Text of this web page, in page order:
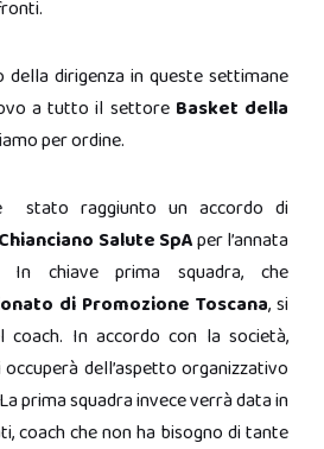
dirigenza in queste settimane
a tutto il settore Basket della
per ordine.
stato raggiunto un accordo di
Chianciano Salute SpAper l’annata
In chiave prima squadra, che
di Promozione Toscana, si
In accordo con la società,
occuperà dell’aspetto organizzativo
prima squadra invece verrà data in
coach che non ha bisogno di tante